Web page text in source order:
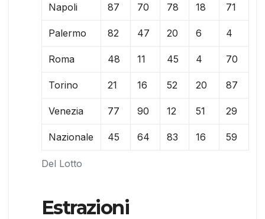
Del Lotto
Napoli 87 70 78 18 71
Palermo 82 47 20 6 4
Roma 48 11 45 4 70
Torino 21 16 52 20 87
Venezia 77 90 12 51 29
Nazionale 45 64 83 16 59
Estrazioni